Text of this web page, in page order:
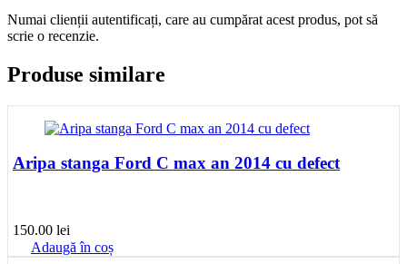
Numai clienții autentificați, care au cumpărat acest produs, pot să
scrie o recenzie.
Produse similare
Aripa stanga Ford C max an 2014 cu defect
150.00 lei
Adaugă în coș